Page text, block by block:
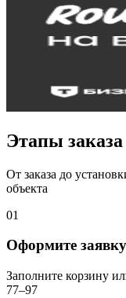
Этапы заказа
От заказа до
объекта
01
Оформите заявку
Заполните корзину
77–97